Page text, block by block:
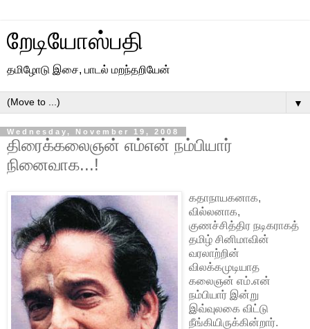
றேடியோஸ்பதி
தமிழோடு இசை, பாடல் மறந்தறியேன்
▼
Wednesday, November 19, 2008
திரைக்கலைஞன் எம்என் நம்பியார்
நினைவாக...!
கதாநாயகனாக,
வில்லனாக,
குணச்சித்திர நடிகராகத்
தமிழ் சினிமாவின்
வரலாற்றின்
விலக்கமுடியாத
கலைஞன் எம்.என்
நம்பியார் இன்று
இவ்வுலகை விட்டு
நீங்கியிருக்கின்றார்.